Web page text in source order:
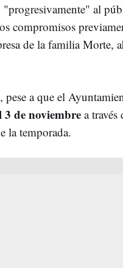
"progresivamente" al
compromisos
de la familia Morte,
a que el
3 de noviembre a través
la temporada.